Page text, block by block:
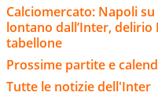
Calciomercato: Napoli
lontano dall’Inter,
tabellone
Prossime partite e
Tutte le notizie dell'Inter